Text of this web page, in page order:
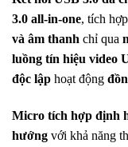
3.0 all-in-one, tích hợp
và âm thanh chỉ qua
luồng tín hiệu video
độc lập hoạt động
Micro tích hợp định
hướng với khả năng